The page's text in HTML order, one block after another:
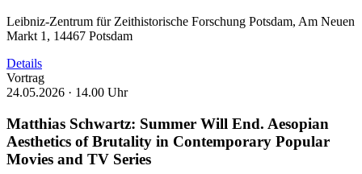
Leibniz-Zentrum für Zeithistorische Forschung Potsdam, Am Neuen
Markt 1, 14467 Potsdam
Details
Vortrag
24.05.2026 · 14.00 Uhr
Matthias Schwartz: Summer Will End. Aesopian
Aesthetics of Brutality in Contemporary Popular
Movies and TV Series